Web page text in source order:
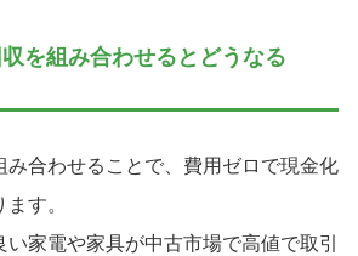
を組み合わせるとどうなる
み合わせることで、費用ゼロで現金化
す。
家電や家具が中古市場で高値で取引